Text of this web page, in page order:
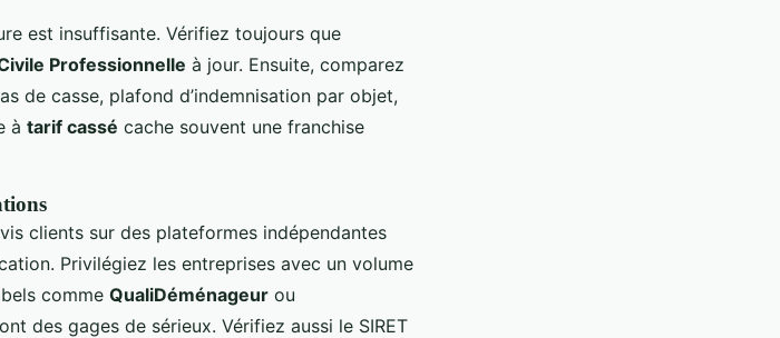
est insuffisante. Vérifiez toujours que
Professionnelle à jour. Ensuite, comparez
de casse, plafond d’indemnisation par objet,
à tarif cassé cache souvent une franchise
clients sur des plateformes indépendantes
Privilégiez les entreprises avec un volume
comme QualiDéménageur ou
des gages de sérieux. Vérifiez aussi le SIRET